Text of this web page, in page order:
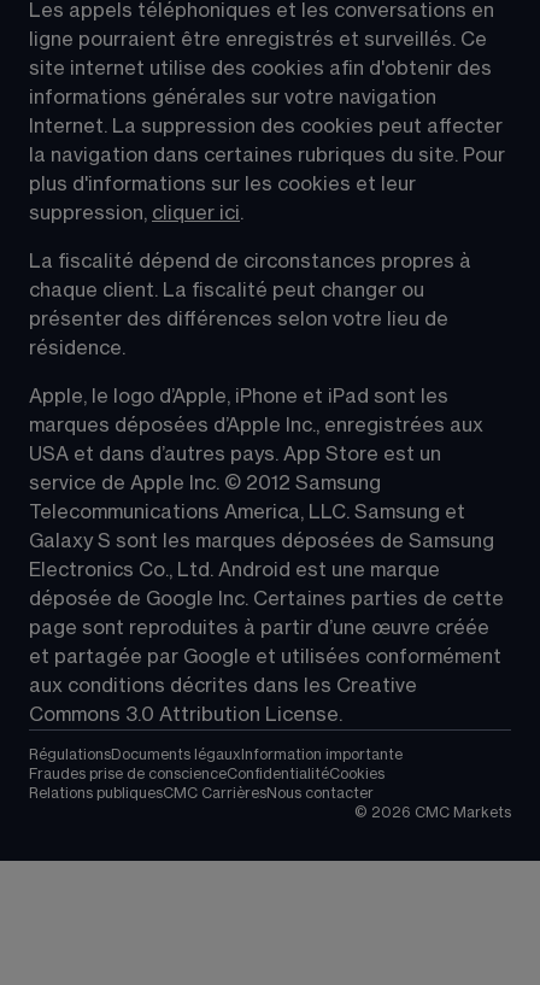
Les appels téléphoniques et les conversations en
ligne pourraient être enregistrés et surveillés. Ce
site internet utilise des cookies afin d'obtenir des
informations générales sur votre navigation
Internet. La suppression des cookies peut affecter
la navigation dans certaines rubriques du site. Pour
plus d'informations sur les cookies et leur
suppression, cliquer ici.
La fiscalité dépend de circonstances propres à
chaque client. La fiscalité peut changer ou
présenter des différences selon votre lieu de
résidence.
Apple, le logo d’Apple, iPhone et iPad sont les
marques déposées d’Apple Inc., enregistrées aux
USA et dans d’autres pays. App Store est un
service de Apple Inc. © 2012 Samsung
Telecommunications America, LLC. Samsung et
Galaxy S sont les marques déposées de Samsung
Electronics Co., Ltd. Android est une marque
déposée de Google Inc. Certaines parties de cette
page sont reproduites à partir d’une œuvre créée
et partagée par Google et utilisées conformément
aux conditions décrites dans les Creative
Commons 3.0 Attribution License.
RégulationsDocuments légaux Information importante
Fraudes prise de conscienceConfidentialitéCookies
Relations publiquesCMC CarrièresNous contacter
© 2026 CMC Markets